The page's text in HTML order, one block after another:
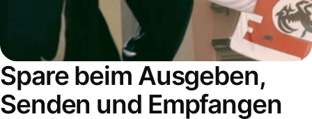
Spare beim Ausgeben,
Senden und Empfangen